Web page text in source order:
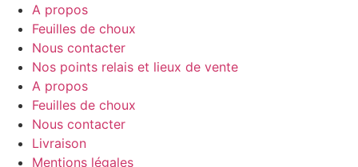
A propos
Feuilles de choux
Nous contacter
Nos points relais et lieux de vente
A propos
Feuilles de choux
Nous contacter
Livraison
Mentions légales